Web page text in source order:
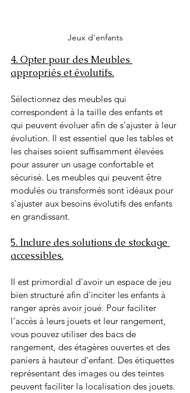
Jeux d'enfants
4. Opter pour des Meubles
appropriés et évolutifs.
Sélectionnez des meubles qui
correspondent à la taille des enfants et
qui peuvent évoluer afin de s'ajuster à leur
évolution. Il est essentiel que les tables et
les chaises soient suffisamment élevées
pour assurer un usage confortable et
sécurisé. Les meubles qui peuvent être
modulés ou transformés sont idéaux pour
s'ajuster aux besoins évolutifs des enfants
en grandissant.
5. Inclure des solutions de stockage
accessibles.
Il est primordial d'avoir un espace de jeu
bien structuré afin d'inciter les enfants à
ranger après avoir joué. Pour faciliter
l'accès à leurs jouets et leur rangement,
vous pouvez utiliser des bacs de
rangement, des étagères ouvertes et des
paniers à hauteur d'enfant. Des étiquettes
représentant des images ou des teintes
peuvent faciliter la localisation des jouets.